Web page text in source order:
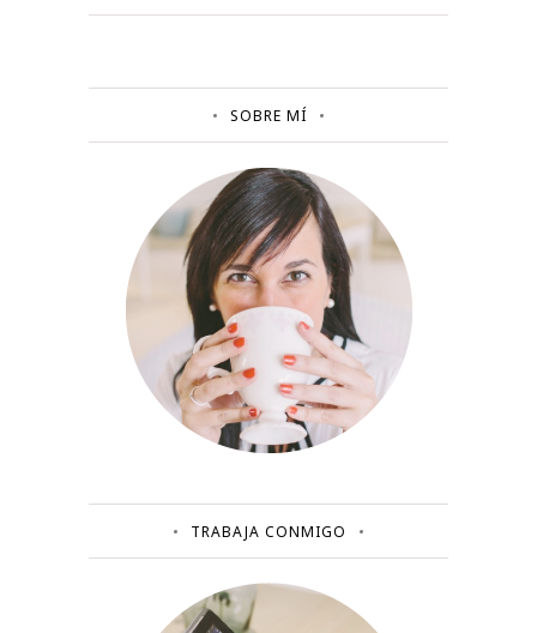
SOBRE MÍ
TRABAJA CONMIGO